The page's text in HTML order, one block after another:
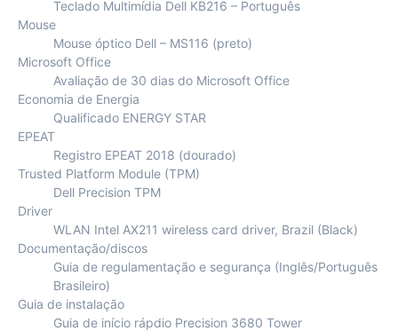
Teclado Multimídia Dell KB216 – Português
Mouse
Mouse óptico Dell – MS116 (preto)
Microsoft Office
Avaliação de 30 dias do Microsoft Office
Economia de Energia
Qualificado ENERGY STAR
EPEAT
Registro EPEAT 2018 (dourado)
Trusted Platform Module (TPM)
Dell Precision TPM
Driver
WLAN Intel AX211 wireless card driver, Brazil (Black)
Documentação/discos
Guia de regulamentação e segurança (Inglês/Português
Brasileiro)
Guia de instalação
Guia de início rápdio Precision 3680 Tower